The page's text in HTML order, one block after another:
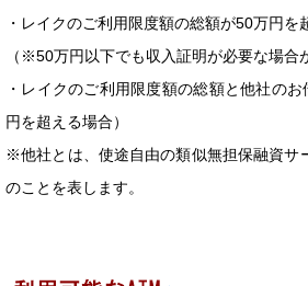
・レイクのご利用限度額の総額が50万円を
（※50万円以下でも収入証明が必要な場合
・レイクのご利用限度額の総額と他社の
円を超える場合）
※他社とは、使途自由の類似無担保融資サ
のことを表します。